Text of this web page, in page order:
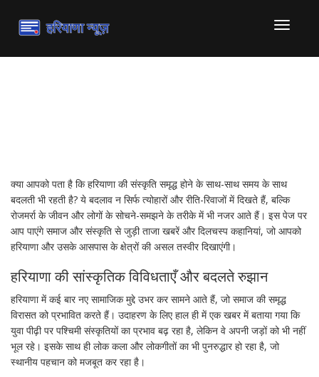
टॉगल
संचालित
क्या आपको पता है कि हरियाणा की संस्कृति समृद्ध होने के साथ-साथ समय के साथ
बदलती भी रहती है? ये बदलाव न सिर्फ त्योहारों और रीति-रिवाजों में दिखते हैं, बल्कि
रोजमर्रा के जीवन और लोगों के सोचने-समझने के तरीके में भी नजर आते हैं। इस पेज पर
आप पाएंगे समाज और संस्कृति से जुड़ी ताजा खबरें और दिलचस्प कहानियां, जो आपको
हरियाणा और उसके आसपास के क्षेत्रों की असल तस्वीर दिखाएंगी।
हरियाणा की सांस्कृतिक विविधताएँ और बदलते रुझान
हरियाणा में कई बार नए सामाजिक मुद्दे उभर कर सामने आते हैं, जो समाज की समृद्ध
विरासत को प्रभावित करते हैं। उदाहरण के लिए हाल ही में एक खबर में बताया गया कि
युवा पीढ़ी पर पश्चिमी संस्कृतियों का प्रभाव बढ़ रहा है, लेकिन वे अपनी जड़ों को भी नहीं
भूल रहे। इसके साथ ही लोक कला और लोकगीतों का भी पुनरुद्धार हो रहा है, जो
स्थानीय पहचान को मजबूत कर रहा है।